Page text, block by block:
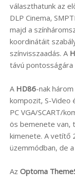
választhatunk az
DLP Cinema,
majd a
koordinátáit
színvisszaadás. A
távú pontosságára
A HD86-nak
kompozit, S-Video
PC VGA/SCART/
ös bemenete van,
kimenete. A vetítő
üzemmódban, de
Az Optoma